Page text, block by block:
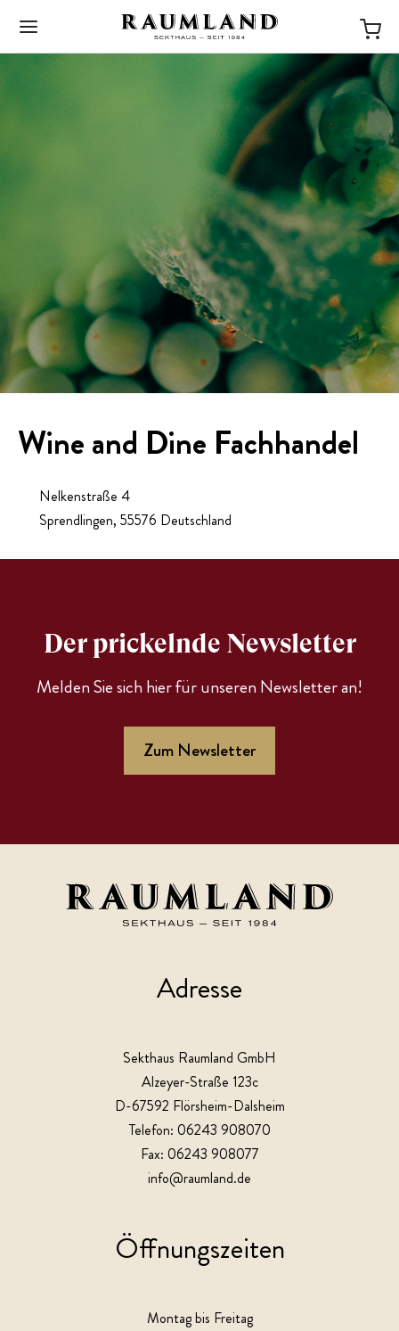
Wine and Dine Fachhandel
Nelkenstraße 4
Sprendlingen, 55576 Deutschland
Der prickelnde Newsletter
Melden Sie sich hier für unseren Newsletter an!
Zum Newsletter
Adresse
Sekthaus Raumland GmbH
Alzeyer-Straße 123c
D-67592 Flörsheim-Dalsheim
Telefon: 06243 908070
Fax: 06243 908077
info@raumland.de
Öffnungszeiten
Montag bis Freitag
NEWS
STORIES